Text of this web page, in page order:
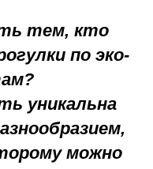
тем, кто
по эко-
уникальна
можно